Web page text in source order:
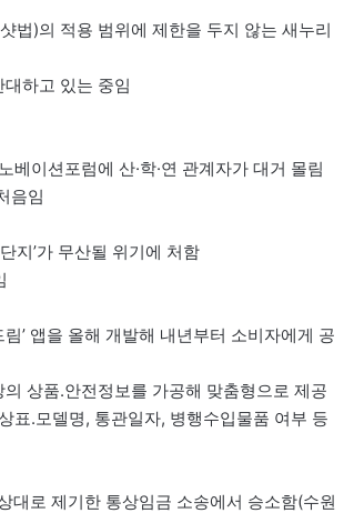
법)의 적용 범위에 제한을 두지 않는 새누리
하고 있는 중임
이션포럼에 산·학·연 관계자가 대거 몰림
음임
지’가 무산될 위기에 처함
’ 앱을 올해 개발해 내년부터 소비자에게 공
상품.안전정보를 가공해 맞춤형으로 제공
표.모델명, 통관일자, 병행수입물품 여부 등
대로 제기한 통상임금 소송에서 승소함(수원